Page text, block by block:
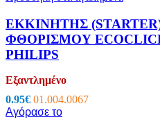
ΕΚΚΙΝΗΤΗΣ
ΦΘΟΡΙΣΜΟΥ ECOCLICK
PHILIPS
Εξαντλημένο
0.95€ 01.004.0067
Αγόρασε το